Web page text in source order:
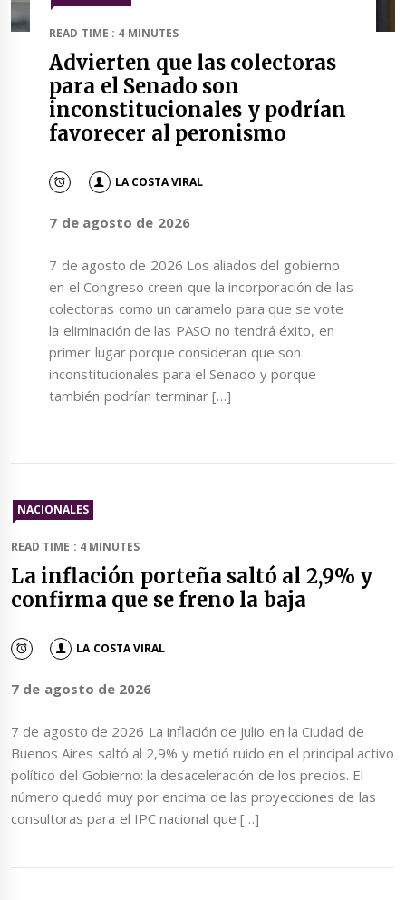
READ TIME : 4 MINUTES
Advierten que las colectoras
para el Senado son
inconstitucionales y podrían
favorecer al peronismo
LA COSTA VIRAL
7 de agosto de 2026
7 de agosto de 2026 Los aliados del gobierno
en el Congreso creen que la incorporación de las
colectoras como un caramelo para que se vote
la eliminación de las PASO no tendrá éxito, en
primer lugar porque consideran que son
inconstitucionales para el Senado y porque
también podrían terminar […]
NACIONALES
READ TIME : 4 MINUTES
La inflación porteña saltó al 2,9% y
confirma que se freno la baja
LA COSTA VIRAL
7 de agosto de 2026
7 de agosto de 2026 La inflación de julio en la Ciudad de
Buenos Aires saltó al 2,9% y metió ruido en el principal activo
político del Gobierno: la desaceleración de los precios. El
número quedó muy por encima de las proyecciones de las
consultoras para el IPC nacional que […]